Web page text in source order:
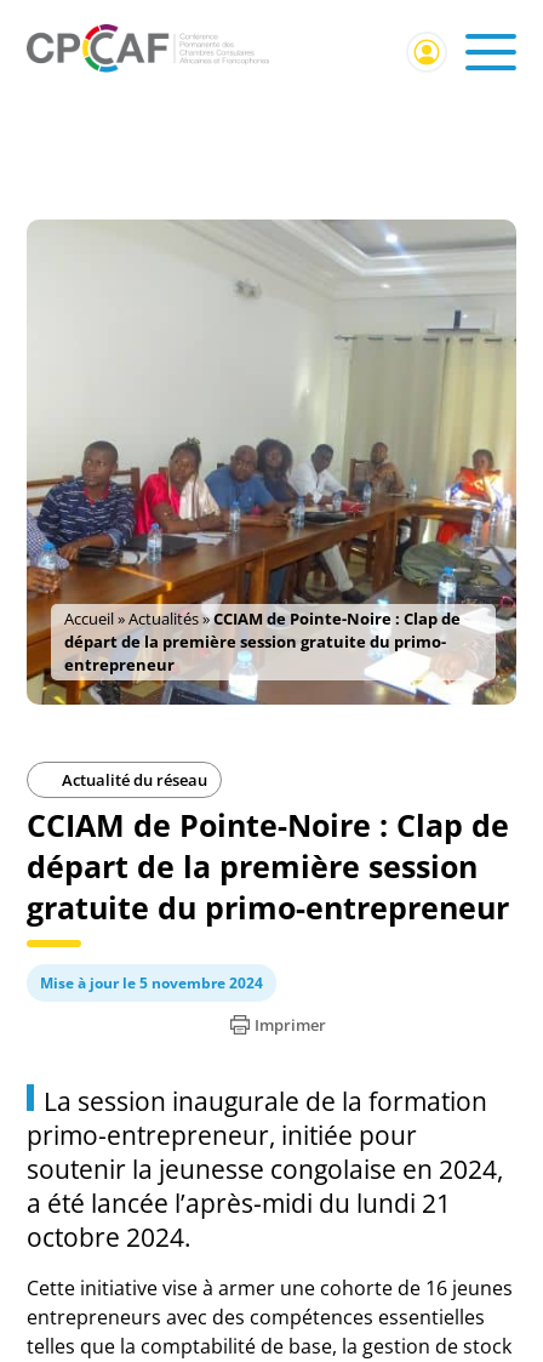
Accueil»Actualités»CCIAM de Pointe-Noire : Clap de
départ de la première session gratuite du primo-
entrepreneur
Actualité du réseau
CCIAM de Pointe-Noire : Clap de
départ de la première session
gratuite du primo-entrepreneur
Mise à jour le 5 novembre 2024
Imprimer
La session inaugurale de la formation
primo-entrepreneur, initiée pour
soutenir la jeunesse congolaise en 2024,
a été lancée l’après-midi du lundi 21
octobre 2024.
Cette initiative vise à armer une cohorte de 16 jeunes
entrepreneurs avec des compétences essentielles
telles que la comptabilité de base, la gestion de stock